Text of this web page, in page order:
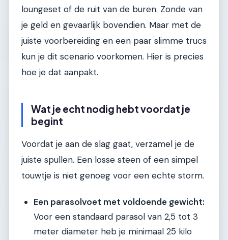
loungeset of de ruit van de buren. Zonde van
je geld en gevaarlijk bovendien. Maar met de
juiste voorbereiding en een paar slimme trucs
kun je dit scenario voorkomen. Hier is precies
hoe je dat aanpakt.
Wat je echt nodig hebt voordat je
begint
Voordat je aan de slag gaat, verzamel je de
juiste spullen. Een losse steen of een simpel
touwtje is niet genoeg voor een echte storm.
Een parasolvoet met voldoende gewicht:
Voor een standaard parasol van 2,5 tot 3
meter diameter heb je minimaal 25 kilo